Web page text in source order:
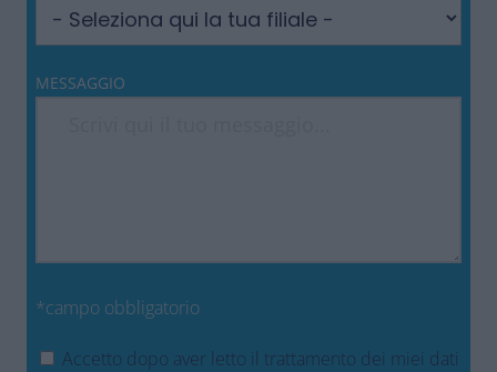
MESSAGGIO
*campo obbligatorio
Accetto dopo aver letto il trattamento dei miei dati